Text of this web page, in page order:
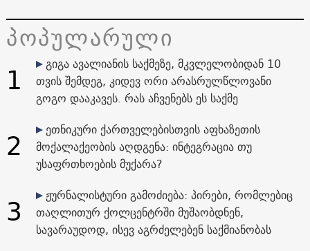
პოპულარული
1
გიგა ავალიანის საქმეზე, მკვლელობიდან 10
თვის შემდეგ, კიდევ ორი არასრულწლოვანი
გოგო დააკავეს. რას აჩვენებს ეს საქმე
2
ეთნიკური ქართველებისთვის აფხაზეთის
მოქალაქეობის აღდგენა: ინტეგრაცია თუ
უსაფრთხოების მუქარა?
3
ჟურნალისტური გამოძიება: პირები, რომლებიც
თაღლითურ ქოლცენტრში მუშაობდნენ,
სავარაუდოდ, ისევ აგრძელებენ საქმიანობას